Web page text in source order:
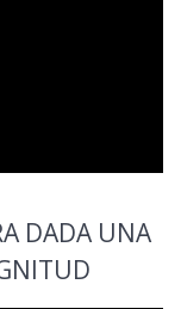
DADA UNA